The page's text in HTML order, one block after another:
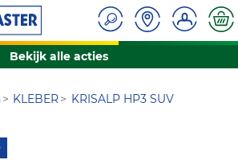
Bekijk alle acties
KLEBER
KRISALP HP3 SUV